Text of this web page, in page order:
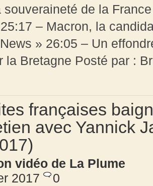
souveraineté de la
– Macron, la
» 26:05 – Un
la Bretagne Posté par :
françaises
avec Yannick
vidéo de La Plume
2017
0